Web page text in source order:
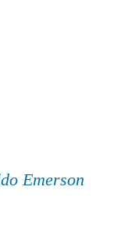
Emerson